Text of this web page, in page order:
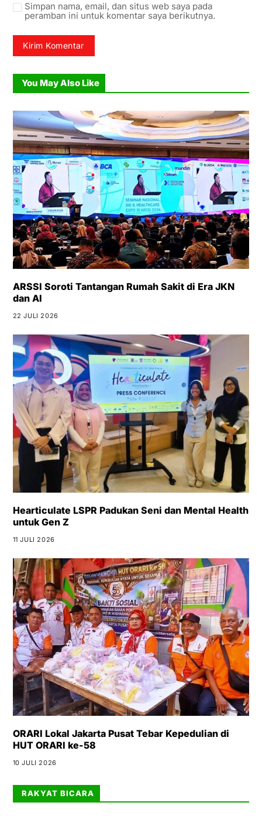
Simpan nama, email, dan situs web saya pada
peramban ini untuk komentar saya berikutnya.
You May Also Like
ARSSI Soroti Tantangan Rumah Sakit di Era JKN
dan AI
22 JULI 2026
Hearticulate LSPR Padukan Seni dan Mental Health
untuk Gen Z
11 JULI 2026
ORARI Lokal Jakarta Pusat Tebar Kepedulian di
HUT ORARI ke-58
10 JULI 2026
RAKYAT BICARA